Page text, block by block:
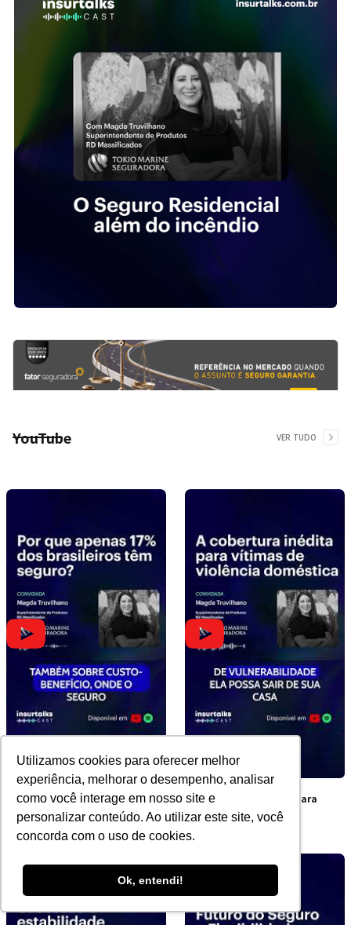
Utilizamos cookies para oferecer melhor
experiência, melhorar o desempenho, analisar
como você interage em nosso site e
personalizar conteúdo. Ao utilizar este site, você
concorda com o uso de cookies.
Ok, entendi!
YouTube VER TUDO
Por que apenas 17% dos
brasileiros têm seguro?
A cobertura inédita para
vítimas de violência